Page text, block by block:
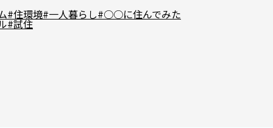
#住環境#一人暮らし#○○に住んでみた
#試住